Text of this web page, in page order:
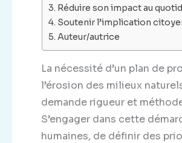
Réduire son impact au
Soutenir l’implication
Auteur/autrice
La nécessité d’un plan de
l’érosion des milieux
demande rigueur et
S’engager dans cette
humaines, de définir des